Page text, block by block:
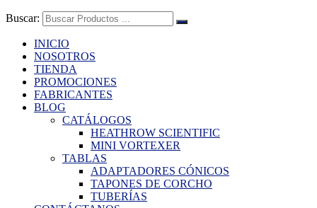
Buscar:
INICIO
NOSOTROS
TIENDA
PROMOCIONES
FABRICANTES
BLOG
CATÁLOGOS
HEATHROW SCIENTIFIC
MINI VORTEXER
TABLAS
ADAPTADORES CÓNICOS
TAPONES DE CORCHO
TUBERÍAS